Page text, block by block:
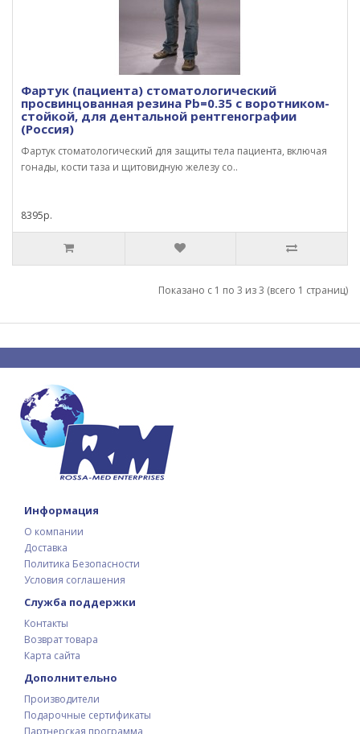
Фартук (пациента) стоматологический
просвинцованная резина Pb=0.35 с воротником-
стойкой, для дентальной рентгенографии
(Россия)
Фартук стоматологический для защиты тела пациента, включая
гонады, кости таза и щитовидную железу со..
8395р.
Показано с 1 по 3 из 3 (всего 1 страниц)
Информация
О компании
Доставка
Политика Безопасности
Условия соглашения
Служба поддержки
Контакты
Возврат товара
Карта сайта
Дополнительно
Производители
Подарочные сертификаты
Партнерская программа